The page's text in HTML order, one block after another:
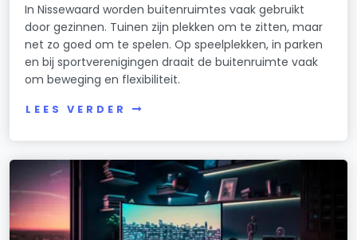
In Nissewaard worden buitenruimtes vaak gebruikt
door gezinnen. Tuinen zijn plekken om te zitten, maar
net zo goed om te spelen. Op speelplekken, in parken
en bij sportverenigingen draait de buitenruimte vaak
om beweging en flexibiliteit.
LEES VERDER